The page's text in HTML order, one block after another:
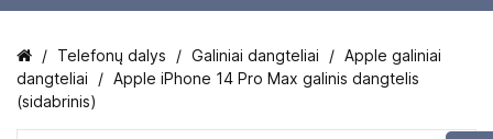
Telefonų dalys Galiniai dangteliai
Apple galiniai
dangteliai
Apple iPhone 14 Pro Max galinis dangtelis
(sidabrinis)